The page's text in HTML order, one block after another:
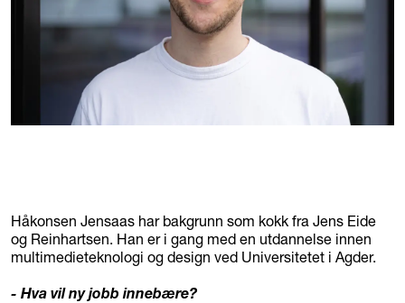
Håkonsen Jensaas har bakgrunn som kokk fra Jens Eide
og Reinhartsen. Han er i gang med en utdannelse innen
multimedieteknologi og design ved Universitetet i Agder.
- Hva vil ny jobb innebære?